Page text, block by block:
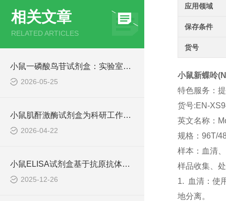
相关文章
RELATED ARTICLES
小鼠一磷酸鸟苷试剂盒：实验室里的“信号检测仪”
2026-05-25
小鼠肌酐激酶试剂盒为科研工作者提供了可靠的技术手段
2026-04-22
小鼠ELISA试剂盒基于抗原抗体特异性结合原理
2025-12-26
应用领域
保存条件
货号
小鼠新蝶呤
特色服务：
货号:EN-
英文名称：
规格：96T/
样本：血清
样品收集、
1. 血清：使
地分离。